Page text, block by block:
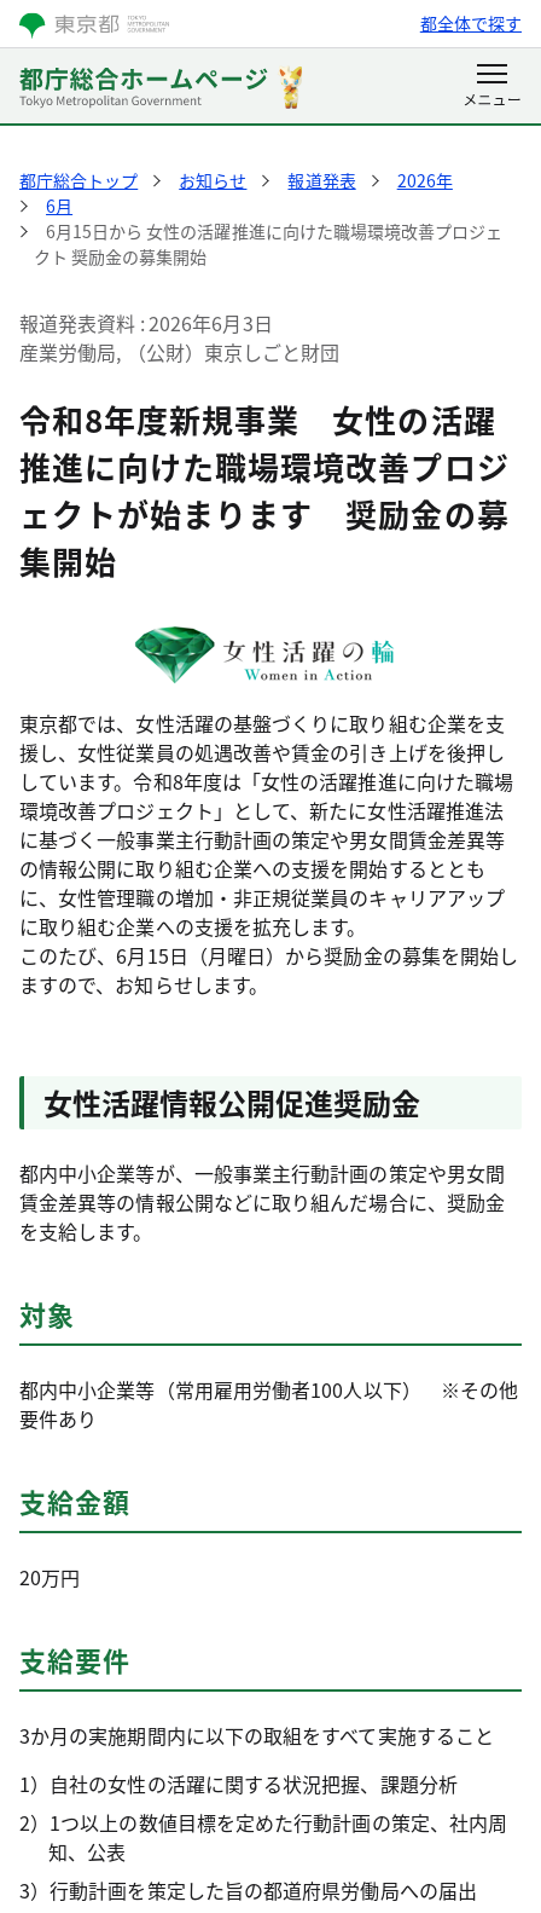
都全体で探す
都庁総合トップ お知らせ 報道発表
2026年
6月
6月15日から 女性の活躍推進に向けた職場環境改善プロジェ
クト 奨励金の募集開始
報道発表資料 2026年6月3日
産業労働局, （公財）東京しごと財団
令和8年度新規事業 女性の活躍
推進に向けた職場環境改善プロジ
ェクトが始まります 奨励金の募
集開始
東京都では、女性活躍の基盤づくりに取り組む企業を支
援し、女性従業員の処遇改善や賃金の引き上げを後押し
しています。令和8年度は「女性の活躍推進に向けた職場
環境改善プロジェクト」として、新たに女性活躍推進法
に基づく一般事業主行動計画の策定や男女間賃金差異等
の情報公開に取り組む企業への支援を開始するととも
に、女性管理職の増加・非正規従業員のキャリアアップ
に取り組む企業への支援を拡充します。
このたび、6月15日（月曜日）から奨励金の募集を開始し
ますので、お知らせします。
女性活躍情報公開促進奨励金
都内中小企業等が、一般事業主行動計画の策定や男女間
賃金差異等の情報公開などに取り組んだ場合に、奨励金
を支給します。
対象
都内中小企業等（常用雇用労働者100人以下） ※その他
要件あり
支給金額
20万円
支給要件
3か月の実施期間内に以下の取組をすべて実施すること
1）自社の女性の活躍に関する状況把握、課題分析
2）1つ以上の数値目標を定めた行動計画の策定、社内周
知、公表
3）行動計画を策定した旨の都道府県労働局への届出